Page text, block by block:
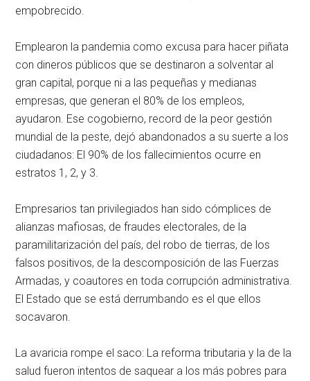
empobrecido.
Emplearon la pandemia como excusa para hacer piñata
con dineros públicos que se destinaron a solventar al
gran capital, porque ni a las pequeñas y medianas
empresas, que generan el 80% de los empleos,
ayudaron. Ese cogobierno, record de la peor gestión
mundial de la peste, dejó abandonados a su suerte a los
ciudadanos: El 90% de los fallecimientos ocurre en
estratos 1, 2, y 3.
Empresarios tan privilegiados han sido cómplices de
alianzas mafiosas, de fraudes electorales, de la
paramilitarización del país, del robo de tierras, de los
falsos positivos, de la descomposición de las Fuerzas
Armadas, y coautores en toda corrupción administrativa.
El Estado que se está derrumbando es el que ellos
socavaron.
La avaricia rompe el saco: La reforma tributaria y la de la
salud fueron intentos de saquear a los más pobres para